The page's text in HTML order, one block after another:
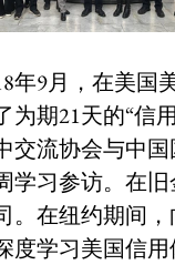
年9月，在美国
为期21天的“信
交流协会与中
学习参访。在
。在纽约期间
度学习美国信用